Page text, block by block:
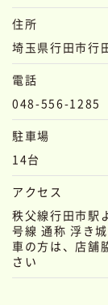
住所
埼玉県行田市行
電話
048-556-1285
駐車場
14台
アクセス
秩父線行田市
号線 通称 浮き
車の方は、店舗
さい